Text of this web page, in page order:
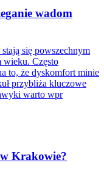
wadom
się powszechnym
wieku. Często
to, że dyskomfort minie
przybliża kluczowe
warto wpr
Krakowie?